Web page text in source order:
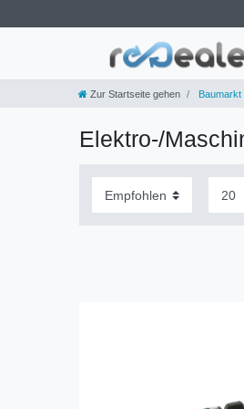
Zur Startseite gehen Baumarkt
Elektro-/